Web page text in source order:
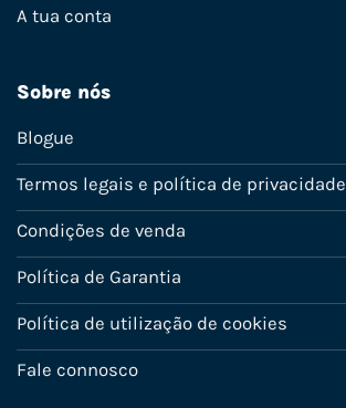
A tua conta
Sobre nós
Blogue
Termos legais e política de privacidade
Condições de venda
Política de Garantia
Política de utilização de cookies
Fale connosco